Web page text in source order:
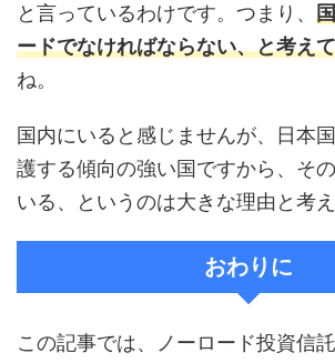
と言っているわけです。つまり、
ードでなければならない、と考え
ね。
国内にいると感じませんが、日本
護する傾向の強い国ですから、そ
いる、というのは大きな理由と考え
おわりに
この記事では、ノーロード投資信